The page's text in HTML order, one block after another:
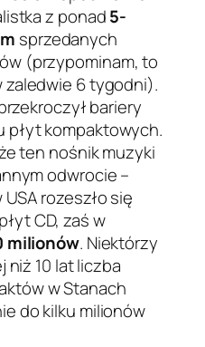
z ponad5-
sprzedanych
(przypominam, to
zaledwie 6 tygodni).
bariery
płyt kompaktowych.
ten nośnik muzyki
odwrocie –
rozeszło się
płyt CD, zaś w
milionów. Niektórzy
niż 10 lat liczba
w Stanach
do kilku milionów